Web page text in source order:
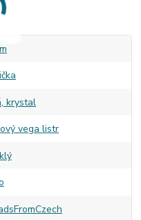
krystal
vega listr